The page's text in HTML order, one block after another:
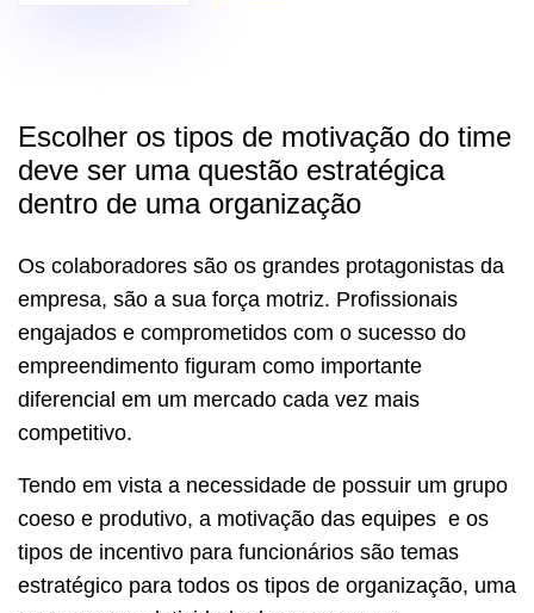
Escolher os tipos de motivação do time
deve ser uma questão estratégica
dentro de uma organização
Os colaboradores são os grandes protagonistas da
empresa, são a sua força motriz. Profissionais
engajados e comprometidos com o sucesso do
empreendimento figuram como importante
diferencial em um mercado cada vez mais
competitivo.
Tendo em vista a necessidade de possuir um grupo
coeso e produtivo, a motivação das equipes e os
tipos de incentivo para funcionários são temas
estratégico para todos os tipos de organização, uma